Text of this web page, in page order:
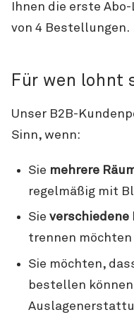
Ihnen die erste
von 4 Bestellungen.
Für wen lohnt
Unser B2B-
Sinn, wenn:
Sie mehrere
regelmäßig mit
Sie
trennen möchten
Sie möchten,
bestellen